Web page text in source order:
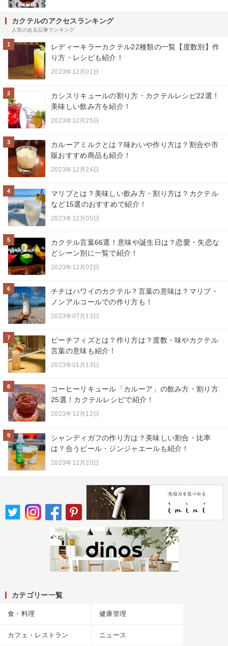
カクテルのアクセスランキング
人気のある記事ランキング
1
レディーキラーカクテル22種類の一覧【度数別】作
り方・レシピも紹介！
2023年12月01日
2
カシスリキュールの割り方・カクテルレシピ22選！
美味しい飲み方を紹介！
2023年12月25日
3
カルーアミルクとは？味わいや作り方は？割合や市
販おすすめ商品も紹介！
2023年12月24日
4
マリブとは？美味しい飲み方・割り方は？カクテル
など15選のおすすめで紹介！
2023年12月05日
5
カクテル言葉66選！意味や誕生日は？恋愛・失恋な
どシーン別に一覧で紹介！
2023年12月02日
6
チチはハワイのカクテル？言葉の意味は？マリブ・
ノンアルコールでの作り方も！
2023年07月13日
7
ピーチフィズとは？作り方は？度数・味やカクテル
言葉の意味も紹介！
2023年01月13日
8
コーヒーリキュール「カルーア」の飲み方・割り方
25選！カクテルレシピで紹介！
2023年12月12日
9
シャンディガフの作り方は？美味しい割合・比率
は？合うビール・ジンジャエールも紹介！
2023年12月20日
カテゴリー一覧
食・料理 健康管理
カフェ・レストラン ニュース